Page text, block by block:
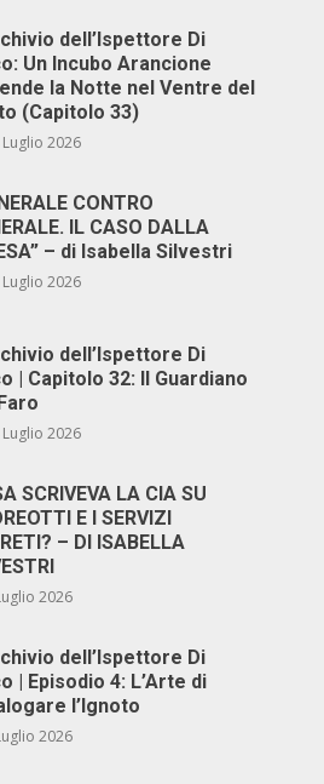
dell’Ispettore Di
Un Incubo Arancione
la Notte nel Ventre del
(Capitolo 33)
2026
CONTRO
IL CASO DALLA
– di Isabella Silvestri
Luglio 2026
dell’Ispettore Di
| Capitolo 32: Il Guardiano
Luglio 2026
SCRIVEVA LA CIA SU
E I SERVIZI
– DI ISABELLA
2026
dell’Ispettore Di
| Episodio 4: L’Arte di
l’Ignoto
2026